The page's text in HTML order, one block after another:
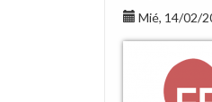
Mié, 14/02/